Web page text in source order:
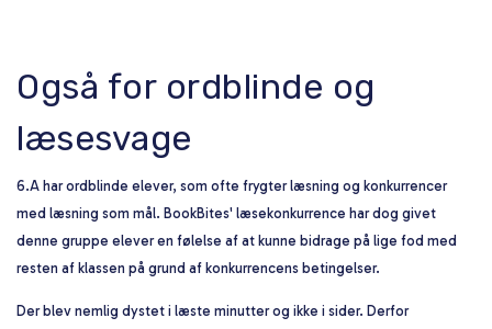
Også for ordblinde og
læsesvage
6.A har ordblinde elever, som ofte frygter læsning og konkurrencer
med læsning som mål. BookBites' læsekonkurrence har dog givet
denne gruppe elever en følelse af at kunne bidrage på lige fod med
resten af klassen på grund af konkurrencens betingelser.
Der blev nemlig dystet i læste minutter og ikke i sider. Derfor